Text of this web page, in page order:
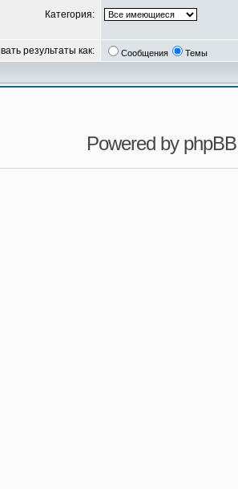
Категория:
результаты как: Сообщения Темы
Powered by phpBB